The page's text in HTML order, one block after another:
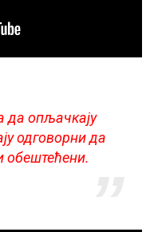
да опљачкају
одговорни да
обештећени.